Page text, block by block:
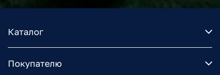
Каталог
Покупателю